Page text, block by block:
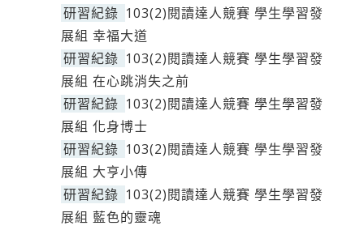
研習紀錄 103(2)閱讀達人競賽 學生學習發
展組 幸福大道
研習紀錄 103(2)閱讀達人競賽 學生學習發
展組 在心跳消失之前
研習紀錄 103(2)閱讀達人競賽 學生學習發
展組 化身博士
研習紀錄 103(2)閱讀達人競賽 學生學習發
展組 大亨小傳
研習紀錄 103(2)閱讀達人競賽 學生學習發
展組 藍色的靈魂